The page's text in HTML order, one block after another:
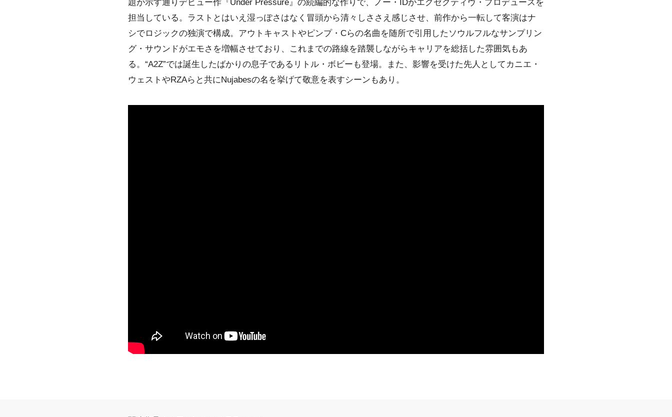
題が示す通りデビュー作『Under Pressure』の続編的な作りで、ノー・IDがエグゼクティヴ・プロデュースを
担当している。ラストとはいえ湿っぽさはなく冒頭から清々しささえ感じさせ、前作から一転して客演はナ
シでロジックの独演で構成。アウトキャストやピンプ・Cらの名曲を随所で引用したソウルフルなサンプリン
グ・サウンドがエモさを増幅させており、これまでの路線を踏襲しながらキャリアを総括した雰囲気もあ
る。“A2Z”では誕生したばかりの息子であるリトル・ボビーも登場。また、影響を受けた先人としてカニエ・
ウェストやRZAらと共にNujabesの名を挙げて敬意を表すシーンもあり。